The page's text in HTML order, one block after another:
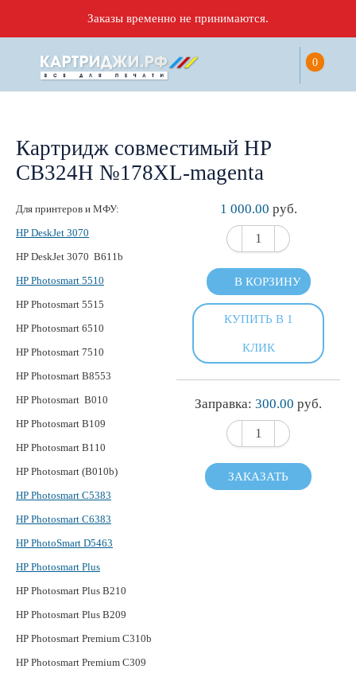
Заказы временно не принимаются.
0
Картридж совместимый HP
CB324H №178XL-magenta
Для принтеров и МФУ:
HP DeskJet 3070
HP DeskJet 3070 B611b
HP Photosmart 5510
HP Photosmart 5515
HP Photosmart 6510
HP Photosmart 7510
HP Photosmart B8553
HP Photosmart B010
HP Photosmart B109
HP Photosmart B110
HP Photosmart (B010b)
HP Photosmart C5383
HP Photosmart C6383
HP PhotoSmart D5463
HP Photosmart Plus
HP Photosmart Plus B210
HP Photosmart Plus B209
HP Photosmart Premium C310b
HP Photosmart Premium C309
1 000.00 руб.
В КОРЗИНУ
КУПИТЬ В 1
КЛИК
Заправка: 300.00 руб.
ЗАКАЗАТЬ